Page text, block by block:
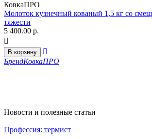
КовкаПРО
Молоток кузнечный кованый 1,5 кг со
тяжести
5 400.00 р.

В корзину

БрендКовкаПРО
Новости и полезные статьи
Профессия: термист